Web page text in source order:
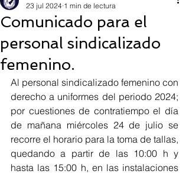
Comunicado para el
personal sindicalizado
femenino.
23 jul 2024 1 min de lectura
Al personal sindicalizado femenino con
derecho a uniformes del periodo 2024;
por cuestiones de contratiempo el día
de mañana miércoles 24 de julio se
recorre el horario para la toma de tallas,
quedando a partir de las 10:00 h y
hasta las 15:00 h, en las instalaciones